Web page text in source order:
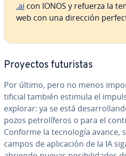
.ai con IONOS y refuerza la
web con una dirección
Proyectos fu­tu­ri­s­tas
Por último, pero no menos
ti­fi­cial también estimula el
explorar: ya se está
pozos pe­tro­lí­fe­ros o para el
Conforme la te­c­no­lo­gía avance,
campos de apli­ca­ción de la IA